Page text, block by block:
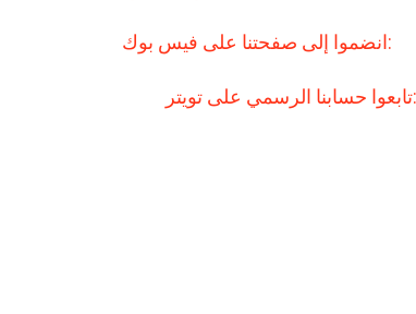
انضموا إلى صفحتنا على فيس بوك:
تابعوا حسابنا الرسمي على تويتر: